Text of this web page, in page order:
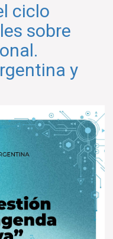
ciclo
sobre
y